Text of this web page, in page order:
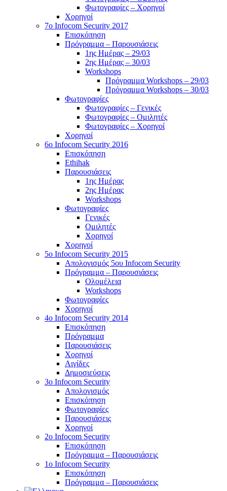
Φωτογραφίες – Χορηγοί
Χορηγοί
7o Infocom Security 2017
Επισκόπηση
Πρόγραμμα – Παρουσιάσεις
1ης Ημέρας – 29/03
2ης Ημέρας – 30/03
Workshops
Πρόγραμμα Workshops – 29/03
Πρόγραμμα Workshops – 30/03
Φωτογραφίες
Φωτογραφίες – Γενικές
Φωτογραφίες – Ομιλητές
Φωτογραφίες – Χορηγοί
Χορηγοί
6o Infocom Security 2016
Επισκόπηση
Ethihak
Παρουσιάσεις
1ης Ημέρας
2ης Ημέρας
Workshops
Φωτογραφίες
Γενικές
Ομιλητές
Χορηγοί
Χορηγοί
5o Infocom Security 2015
Απολογισμός 5ου Infocom Security
Πρόγραμμα – Παρουσιάσεις
Ολομέλεια
Workshops
Φωτογραφίες
Χορηγοί
4ο Infocom Security 2014
Επισκόπηση
Πρόγραμμα
Παρουσιάσεις
Χορηγοί
Αιγίδες
Δημοσιεύσεις
3o Infocom Security
Απολογισμός
Επισκόπηση
Φωτογραφίες
Παρουσιάσεις
Χορηγοί
2o Infocom Security
Επισκόπηση
Πρόγραμμα – Παρουσιάσεις
1ο Infocom Security
Επισκόπηση
Πρόγραμμα – Παρουσιάσεις